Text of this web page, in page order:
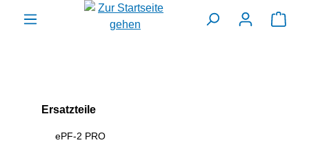
springen
Ersatzteile
ePF-2 PRO